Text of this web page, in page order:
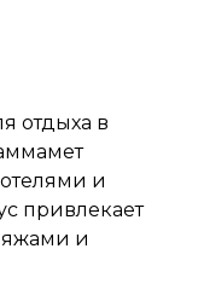
отдыха в
и
привлекает
и